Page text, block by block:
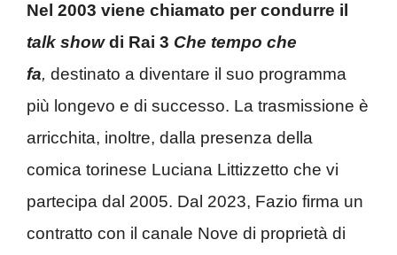
Nel 2003 viene chiamato per condurre il
talk showdi Rai 3 Che tempo che
fa, destinato a diventare il suo programma
più longevo e di successo. La trasmissione è
arricchita, inoltre, dalla presenza della
comica torinese Luciana Littizzetto che vi
partecipa dal 2005. Dal 2023, Fazio firma un
contratto con il canale Nove di proprietà di